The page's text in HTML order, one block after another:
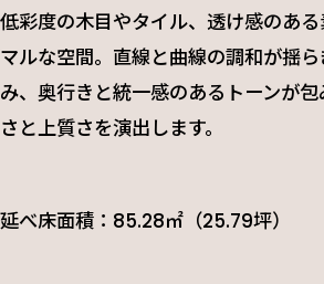
低彩度の木目やタイル、透け感のあ
マルな空間。直線と曲線の調和が揺
み、奥行きと統一感のあるトーンが
さと上質さを演出します。
延べ床面積：85.28㎡（25.79坪）